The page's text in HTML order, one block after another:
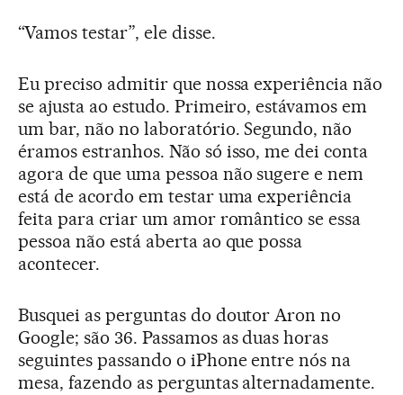
“Vamos testar”, ele disse.
Eu preciso admitir que nossa experiência não
se ajusta ao estudo. Primeiro, estávamos em
um bar, não no laboratório. Segundo, não
éramos estranhos. Não só isso, me dei conta
agora de que uma pessoa não sugere e nem
está de acordo em testar uma experiência
feita para criar um amor romântico se essa
pessoa não está aberta ao que possa
acontecer.
Busquei as perguntas do doutor Aron no
Google; são 36. Passamos as duas horas
seguintes passando o iPhone entre nós na
mesa, fazendo as perguntas alternadamente.